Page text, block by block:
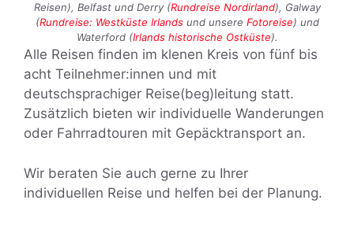
Reisen), Belfast und Derry (Rundreise Nordirland), Galway
(Rundreise: Westküste Irlandsund unsere Fotoreise) und
Waterford (Irlands historische Ostküste).
Alle Reisen finden im klenen Kreis von fünf bis
acht Teilnehmer:innen und mit
deutschsprachiger Reise(beg)leitung statt.
Zusätzlich bieten wir individuelle Wanderungen
oder Fahrradtouren mit Gepäcktransport an.
Wir beraten Sie auch gerne zu Ihrer
individuellen Reise und helfen bei der Planung.